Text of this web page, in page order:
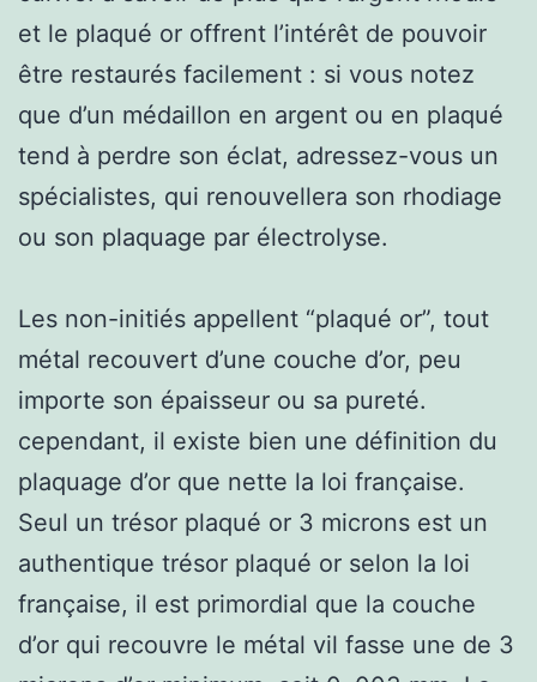
et le plaqué or offrent l’intérêt de pouvoir
être restaurés facilement : si vous notez
que d’un médaillon en argent ou en plaqué
tend à perdre son éclat, adressez-vous un
spécialistes, qui renouvellera son rhodiage
ou son plaquage par électrolyse.
Les non-initiés appellent “plaqué or”, tout
métal recouvert d’une couche d’or, peu
importe son épaisseur ou sa pureté.
cependant, il existe bien une définition du
plaquage d’or que nette la loi française.
Seul un trésor plaqué or 3 microns est un
authentique trésor plaqué or selon la loi
française, il est primordial que la couche
d’or qui recouvre le métal vil fasse une de 3